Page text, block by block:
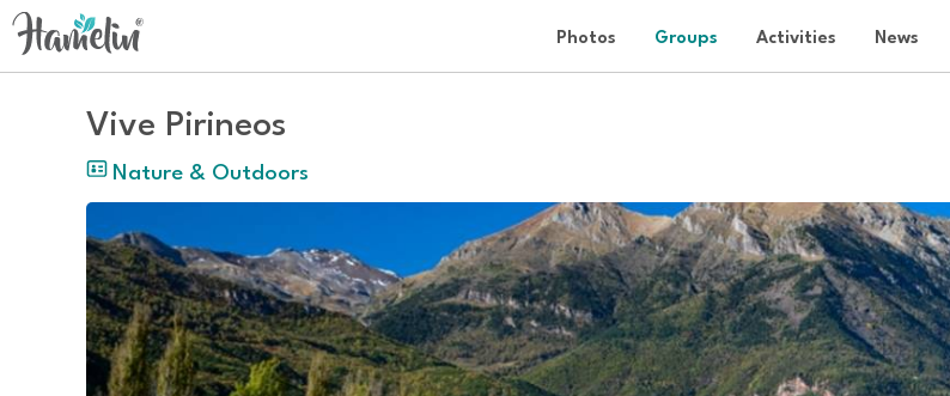
Photos Groups Activities News
Vive Pirineos
Nature & Outdoors